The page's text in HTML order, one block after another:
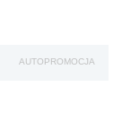
AUTOPROMOCJA